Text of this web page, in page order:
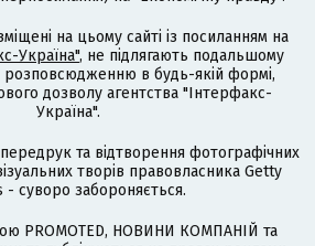
на цьому сайті із посиланням на
Україна", не підлягають подальшому
розповсюдженню в будь-якій формі,
дозволу агентства "Інтерфакс-
Україна".
та відтворення фотографічних
творів правовласника Getty
- суворо забороняється.
PROMOTED, НОВИНИ КОМПАНІЙ та